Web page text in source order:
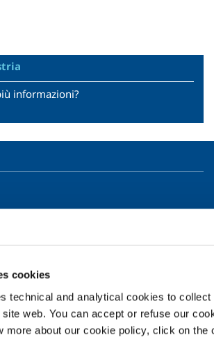
cookies
technical and analytical cookies to
web. You can accept or refuse our
more about our cookie policy, click on
informazioni?